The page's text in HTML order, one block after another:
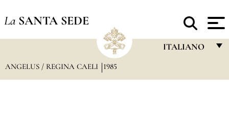
La SANTA SEDE
ITALIANO
ANGELUS / REGINA CAELI 1985